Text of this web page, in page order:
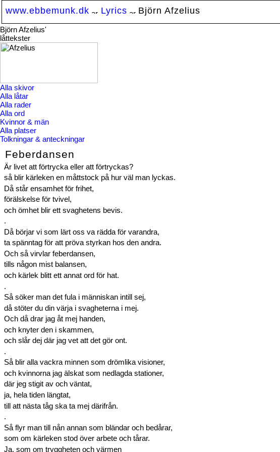
www.ebbemunk.dk Lyrics Björn Afzelius
Björn Afzelius'
låttekster
Alla skivor
Alla låtar
Alla rader
Alla ord
Kvinnor & män
Alla platser
Tolkningar & anteckningar
Feberdansen
Är livet att förtrycka eller att förtryckas?
så blir kärleken en måttstock på hur väl man lyckas.
Då står ensamhet för frihet,
förälskelse för tvivel,
och ömhet blir ett svaghetens bevis.
.
Då börjar vi som lärt oss va rädda för varandra,
ta spänntag för att pröva styrkan hos den andra.
Och så virvlar feberdansen,
tills någon mist balansen,
och kärlek blitt ett annat ord för hat.
.
Så söker man det fula i människan intill sej,
då stöter du din värja i svagheterna i mej.
Och då drar jag åt mej handen,
och knyter den i skammen,
och slår dej där jag vet att det gör ont.
.
Så blir alla vackra minnen som drömlika visioner,
och kvinnorna jag älskat som nedlagda stationer,
där jeg stigit av och väntat,
ja, hela tiden längtat,
till att nästa tåg ska ta mej därifrån.
.
Så flyr man till nån annan som bländar och bedårar,
som om kärleken stod över arbete och tårar.
Ja, som om tryggheten och värmen